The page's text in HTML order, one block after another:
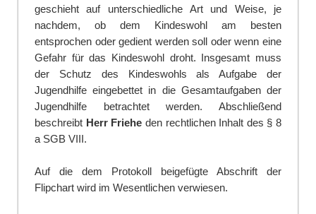
geschieht auf unterschiedliche Art und Weise, je
nachdem, ob dem Kindeswohl am besten
entsprochen oder gedient werden soll oder wenn eine
Gefahr für das Kindeswohl droht. Insgesamt muss
der Schutz des Kindeswohls als Aufgabe der
Jugendhilfe eingebettet in die Gesamtaufgaben der
Jugendhilfe betrachtet werden. Abschließend
beschreibt Herr Friehe den rechtlichen Inhalt des § 8
a SGB VIII.
Auf die dem Protokoll beigefügte Abschrift der
Flipchart wird im Wesentlichen verwiesen.